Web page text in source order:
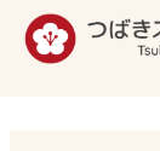
内
容